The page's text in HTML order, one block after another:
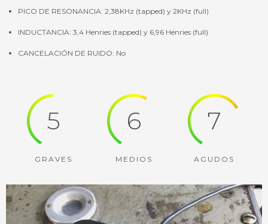
PICO DE RESONANCIA: 2,38KHz (tapped) y 2KHz (full)
INDUCTANCIA: 3,4 Henries (tapped) y 6,96 Henries (full)
CANCELACIÓN DE RUIDO: No
5
GRAVES
6
MEDIOS
7
AGUDOS